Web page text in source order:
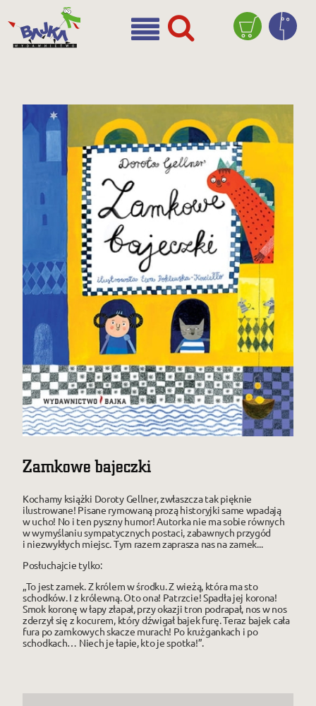
Zamkowe bajeczki
Kochamy książki Doroty Gellner, zwłaszcza tak pięknie
ilustrowane! Pisane rymowaną prozą historyjki same wpadają
w ucho! No i ten pyszny humor! Autorka nie ma sobie równych
w wymyślaniu sympatycznych postaci, zabawnych przygód
i niezwykłych miejsc. Tym razem zaprasza nas na zamek...
Posłuchajcie tylko:
„To jest zamek. Z królem w środku. Z wieżą, która ma sto
schodków. I z królewną. Oto ona! Patrzcie! Spadła jej korona!
Smok koronę w łapy złapał, przy okazji tron podrapał, nos w nos
zderzył się z kocurem, który dźwigał bajek furę. Teraz bajek cała
fura po zamkowych skacze murach! Po krużgankach i po
schodkach… Niech je łapie, kto je spotka!”.